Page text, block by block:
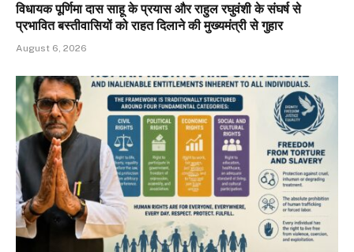
विधायक पूर्णिमा दास साहू के प्रयास और राहुल रघुवंशी के संघर्ष से
प्रभावित बस्तीवासियों को राहत दिलाने की मुख्यमंत्री से गुहार
August 6, 2026